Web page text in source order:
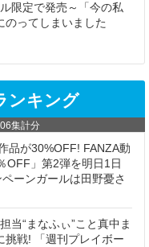
限定で発売～「今の私
のってしまいました
ンキング
集計分
品が30%OFF! FANZA動
OFF」第2弾を明日1日
ーンガールは田野憂さ
当“まなふぃ”こと真中ま
挑戦! 「週刊プレイボー